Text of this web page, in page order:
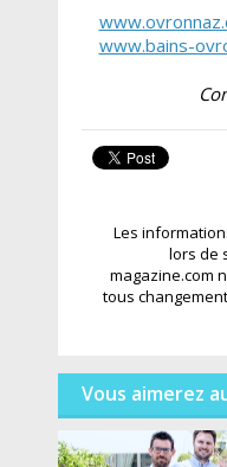
www.bains-
Les
lors de
magazine.com
tous
Vous aimerez